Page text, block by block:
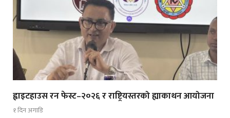
ह्वाइटहाउस रन फेस्ट–२०२६ र राष्ट्रियस्तरको ह्याकाथन आयोजना
१ दिन अगाडि